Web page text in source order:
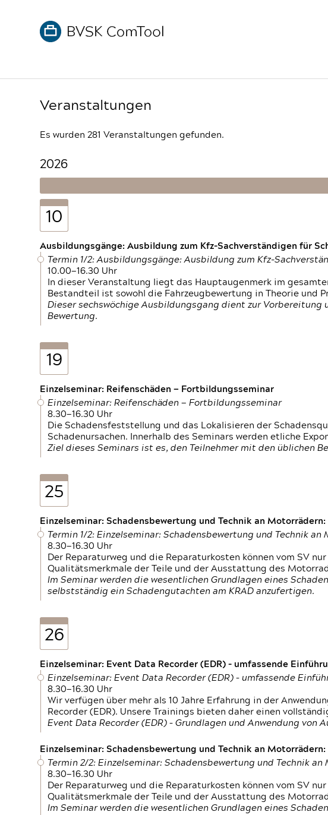
Veranstaltungen
Es wurden 281 Veranstaltungen gefunden.
2026
10
Ausbildungsgänge: Ausbildung zum Kfz-Sachverständigen für
Termin 1/2: Ausbildungsgänge: Ausbildung zum Kfz-
10.00—16.30 Uhr
In dieser Veranstaltung liegt das Hauptaugenmerk im
Bestandteil ist sowohl die Fahrzeugbewertung in Theorie und
Dieser sechswöchige Ausbildungsgang dient zur
Bewertung.
19
Einzelseminar: Reifenschäden — Fortbildungsseminar
Einzelseminar: Reifenschäden — Fortbildungsseminar
8.30—16.30 Uhr
Die Schadensfeststellung und das Lokalisieren der
Schadenursachen. Innerhalb des Seminars werden etliche
Ziel dieses Seminars ist es, den Teilnehmer mit den üblichen
25
Einzelseminar: Schadensbewertung und Technik an
Termin 1/2: Einzelseminar: Schadensbewertung und Technik
8.30—16.30 Uhr
Der Reparaturweg und die Reparaturkosten können vom SV
Qualitätsmerkmale der Teile und der Ausstattung des
Im Seminar werden die wesentlichen Grundlagen eines
selbstständig ein Schadengutachten am KRAD anzufertigen.
26
Einzelseminar: Event Data Recorder (EDR) – umfassende
Einzelseminar: Event Data Recorder (EDR) – umfassende
8.30—16.30 Uhr
Wir verfügen über mehr als 10 Jahre Erfahrung in der
Recorder (EDR). Unsere Trainings bieten daher einen
Event Data Recorder (EDR) – Grundlagen und Anwendung von
Einzelseminar: Schadensbewertung und Technik an
Termin 2/2: Einzelseminar: Schadensbewertung und Technik
8.30—16.30 Uhr
Der Reparaturweg und die Reparaturkosten können vom SV
Qualitätsmerkmale der Teile und der Ausstattung des
Im Seminar werden die wesentlichen Grundlagen eines